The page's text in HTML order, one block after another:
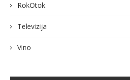
RokOtok
Televizija
Vino